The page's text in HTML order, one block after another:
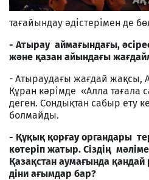
тағайындау әдістерімен де
- Атырау аймағындағы,
және қазан айындағы
- Атыраудағы жағдай жақсы,
Құран кәрімде «Алла
деген. Сондықтан сабыр ету
болмайды.
- Құқық қорғау органдары
көтеріп жатыр. Сіздің
Қазақстан аумағында
діни ағымдар бар?